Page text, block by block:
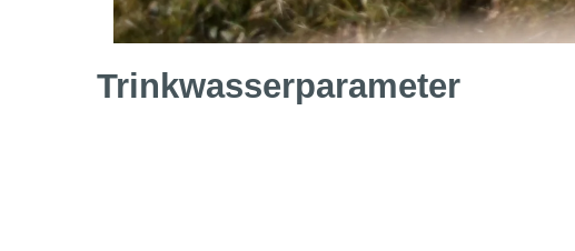
Trinkwasser­parameter